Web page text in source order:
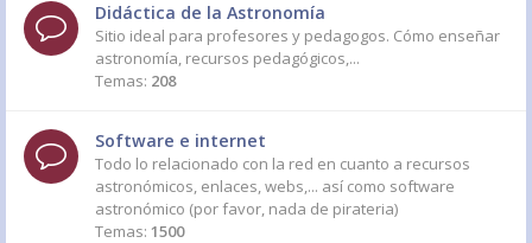
Didáctica de la Astronomía
Sitio ideal para profesores y pedagogos. Cómo enseñar
astronomía, recursos pedagógicos,...
Temas: 208
Software e internet
Todo lo relacionado con la red en cuanto a recursos
astronómicos, enlaces, webs,... así como software
astronómico (por favor, nada de pirateria)
Temas: 1500